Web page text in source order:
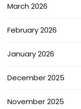
March 2026
February 2026
January 2026
December 2025
November 2025